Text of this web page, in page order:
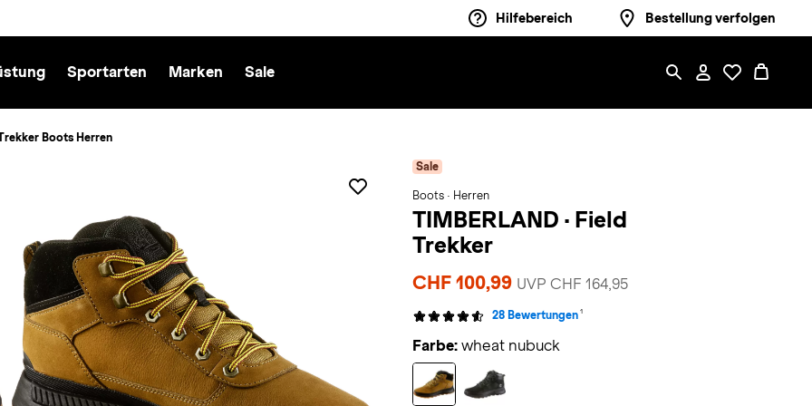
Hilfebereich Bestellung verfolgen
Sportarten Marken Sale
Boots Herren
Sale
Boots · Herren
TIMBERLAND · Field
Trekker
CHF 100,99 UVP CHF 164,95
28 Bewertungen 1
Farbe: wheat nubuck